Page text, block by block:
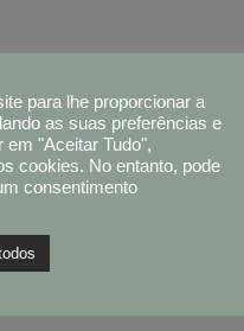
para lhe proporcionar a
as suas preferências e
"Aceitar Tudo",
cookies. No entanto, pode
consentimento